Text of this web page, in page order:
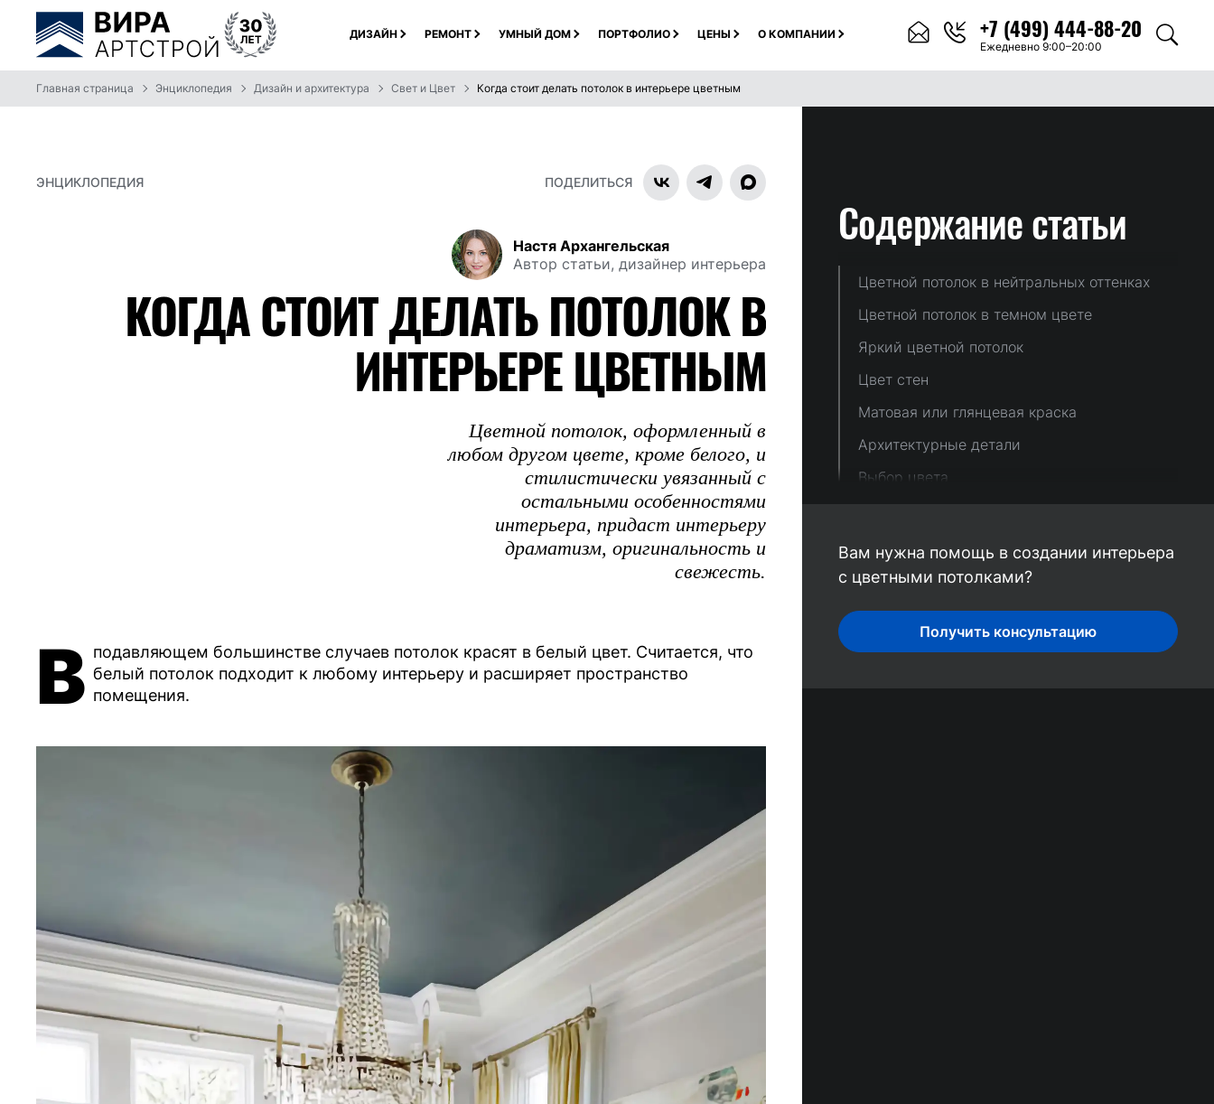
ДИЗАЙН РЕМОНТ УМНЫЙ ДОМ ПОРТФОЛИО ЦЕНЫ О КОМПАНИИ +7 (499) 444-88-20
Ежедневно 9:00–20:00
Главная страница Энциклопедия Дизайн и архитектура Свет и Цвет Когда стоит делать потолок в интерьере цветным
ЭНЦИКЛОПЕДИЯ ПОДЕЛИТЬСЯ
Настя Архангельская
Автор статьи, дизайнер интерьера
КОГДА СТОИТ ДЕЛАТЬ ПОТОЛОК В
ИНТЕРЬЕРЕ ЦВЕТНЫМ
Цветной потолок, оформленный в
любом другом цвете, кроме белого, и
стилистически увязанный с
остальными особенностями
интерьера, придаст интерьеру
драматизм, оригинальность и
свежесть.
В подавляющем большинстве случаев потолок красят в белый цвет. Считается, что
белый потолок подходит к любому интерьеру и расширяет пространство
помещения.
Содержаниестатьи
Цветной потолок в нейтральных оттенках
Цветной потолок в темном цвете
Яркий цветной потолок
Цвет стен
Матовая или глянцевая краска
Архитектурные детали
Выбор цвета
потолком от наших дизайнеров
Вам нужна помощь в создании интерьера
с цветными потолками?
Получить консультацию